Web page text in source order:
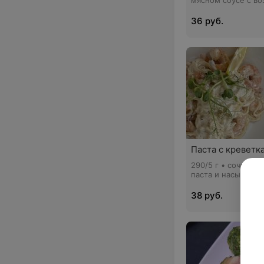
36 руб.
Паста с
290/5 г • сочные
паста и
нежным
38 руб.